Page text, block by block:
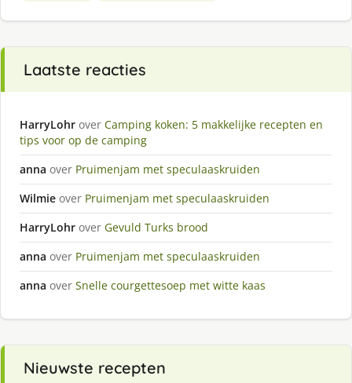
Laatste reacties
HarryLohr over Camping koken: 5 makkelijke recepten en
tips voor op de camping
anna over Pruimenjam met speculaaskruiden
Wilmie over Pruimenjam met speculaaskruiden
HarryLohr over Gevuld Turks brood
anna over Pruimenjam met speculaaskruiden
anna over Snelle courgettesoep met witte kaas
Nieuwste recepten